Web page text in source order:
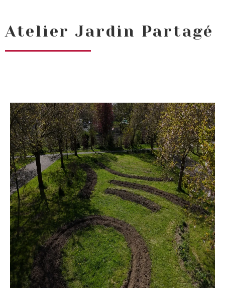
Atelier Jardin Partagé